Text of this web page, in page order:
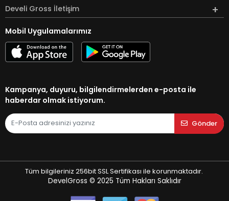
Develi Gross İletişim
Mobil Uygulamalarımız
Kampanya, duyuru, bilgilendirmelerden e-posta ile
haberdar olmak istiyorum.
Gönder
Tüm bilgileriniz 256bit SSL Sertifikası ile korunmaktadır.
DevelGross © 2025 Tüm Hakları Saklıdır